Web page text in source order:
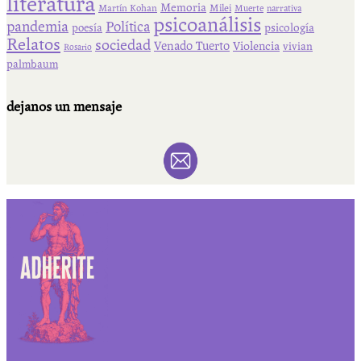
Martín Kohan Memoria Milei Muerte narrativa
pandemia poesía Política psicoanálisis psicología
Relatos Rosario sociedad Venado Tuerto Violencia vivian
palmbaum
dejanos un mensaje